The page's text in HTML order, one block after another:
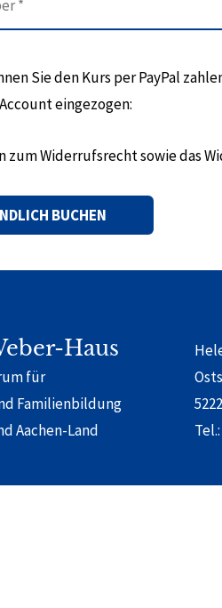
Sie den Kurs per PayPal
eingezogen:
zum Widerrufsrecht sowie das
Haus
für
Familienbildung
Aachen-Land
Tel.: